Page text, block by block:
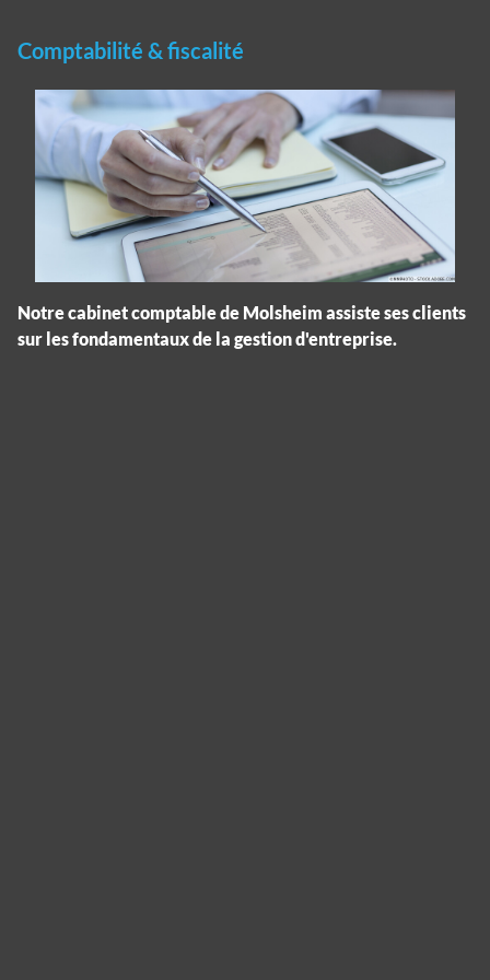
Comptabilité & fiscalité
Notre cabinet comptable de Molsheim assiste ses clients
sur les fondamentaux de la gestion d'entreprise.